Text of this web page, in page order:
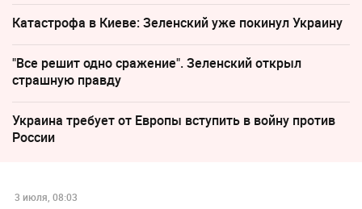
Катастрофа в Киеве: Зеленский уже покинул Украину
"Все решит одно сражение". Зеленский открыл
страшную правду
Украина требует от Европы вступить в войну против
России
3 июля, 08:03